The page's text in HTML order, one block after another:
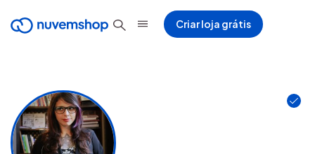
Criar loja grátis